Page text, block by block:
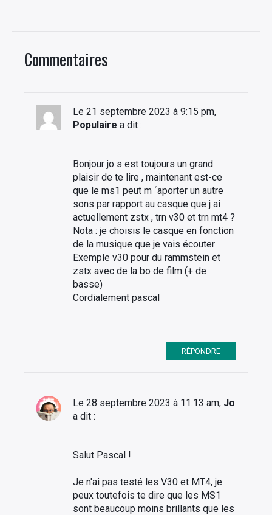
Commentaires
Le 21 septembre 2023 à 9:15 pm,
Populaire a dit :
Bonjour jo s est toujours un grand
plaisir de te lire , maintenant est-ce
que le ms1 peut m ´aporter un autre
sons par rapport au casque que j ai
actuellement zstx , trn v30 et trn mt4 ?
Nota : je choisis le casque en fonction
de la musique que je vais écouter
Exemple v30 pour du rammstein et
zstx avec de la bo de film (+ de
basse)
Cordialement pascal
RÉPONDRE
Le 28 septembre 2023 à 11:13 am, Jo
a dit :
Salut Pascal !
Je n'ai pas testé les V30 et MT4, je
peux toutefois te dire que les MS1
sont beaucoup moins brillants que les